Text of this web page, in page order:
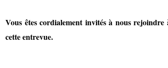
Vous êtes cordialement invités à nous
cette entrevue.